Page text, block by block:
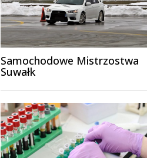
Samochodowe Mistrzostwa
Suwałk